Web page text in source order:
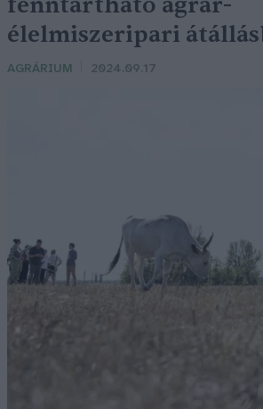
élelmiszeripari
AGRÁRIUM 2024.09.17